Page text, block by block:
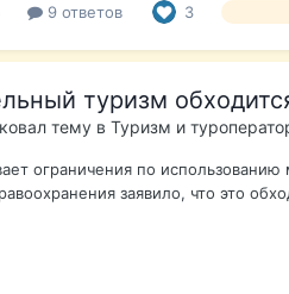
9 ответов 3
туризм
тему в Туризм и
ограничения по
заявило, что это